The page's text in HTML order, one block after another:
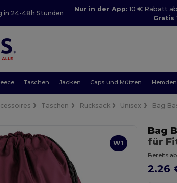
in 24-48h Stunden
Nur in der App: 10 € Rabatt
Gratis
Taschen Jacken Caps und Mützen Hemden
Taschen Rucksack Unisex Bag
W1
Bag
für
Bereits ab
2.26